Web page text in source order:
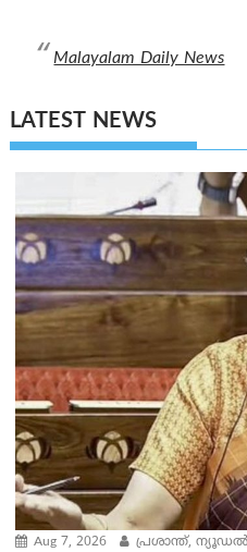
Malayalam Daily News
LATEST NEWS
Aug 7, 2026 പ്രശാന്ത്,